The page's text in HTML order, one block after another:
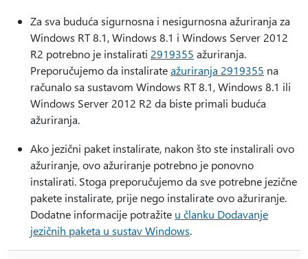
Za sva buduća sigurnosna i nesigurnosna ažuriranja za
Windows RT 8.1, Windows 8.1 i Windows Server 2012
R2 potrebno je instalirati 2919355 ažuriranja.
Preporučujemo da instalirateažuriranja 2919355 na
računalo sa sustavom Windows RT 8.1, Windows 8.1 ili
Windows Server 2012 R2 da biste primali buduća
ažuriranja.
Ako jezični paket instalirate, nakon što ste instalirali ovo
ažuriranje, ovo ažuriranje potrebno je ponovno
instalirati. Stoga preporučujemo da sve potrebne jezične
pakete instalirate, prije nego instalirate ovo ažuriranje.
Dodatne informacije potražite u članku Dodavanje
jezičnih paketa u sustav Windows.